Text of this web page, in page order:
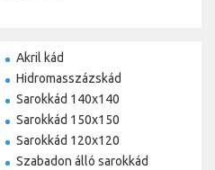
Akril kád
Hidromasszázskád
Sarokkád 140x140
Sarokkád 150x150
Sarokkád 120x120
Szabadon álló sarokkád